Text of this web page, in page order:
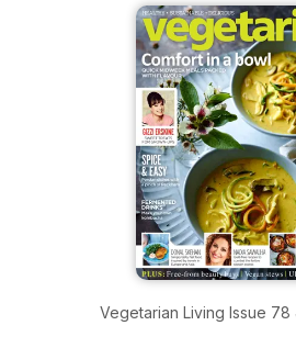
Vegetarian Living Issue 78